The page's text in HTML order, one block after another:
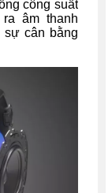
công suất
âm thanh
sự cân bằng